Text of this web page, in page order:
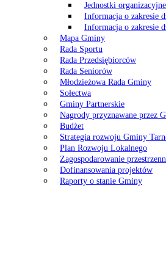
Jednostki
Informacja o zakresie
Informacja o zakresie
Mapa Gminy
Rada Sportu
Rada Przedsiębiorców
Rada Seniorów
Młodzieżowa Rada Gminy
Sołectwa
Gminy Partnerskie
Nagrody przyznawane przez
Budżet
Strategia rozwoju Gminy
Plan Rozwoju Lokalnego
Zagospodarowanie
Dofinansowania projektów
Raporty o stanie Gminy